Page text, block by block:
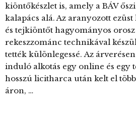
kiöntőkészlet is, amely a BÁV
kalapács alá. Az aranyozott
és tejkiöntőt hagyományos
rekeszzománc technikával
tették különlegessé. Az
induló alkotás egy online és egy
hosszú licitharca után kelt el
áron, …